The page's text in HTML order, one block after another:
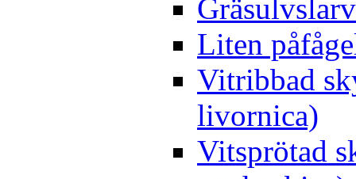
Liten
Vitribbad
livornica)
Vitsprötad